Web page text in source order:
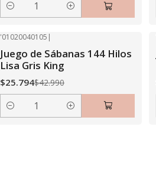
Cantidad
'01020040105 |
Juego de Sábanas 144 Hilos
Lisa Gris King
$25.794$42.990
Cantidad